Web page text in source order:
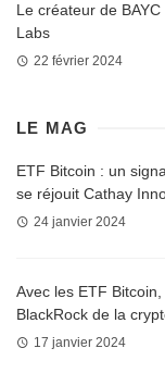
Le créateur de
Labs
22 février 2024
LE MAG
ETF Bitcoin : un
se réjouit Cathay
24 janvier 2024
Avec les ETF
BlackRock de la
17 janvier 2024